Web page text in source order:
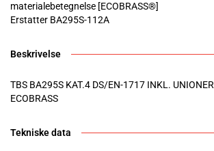
materialebetegnelse [ECOBRASS®]
Erstatter BA295S-112A
Beskrivelse
TBS BA295S KAT.4 DS/EN-1717 INKL.
ECOBRASS
Tekniske data